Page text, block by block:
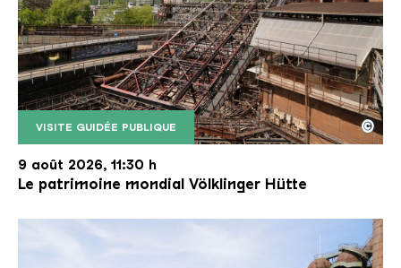
VISITE GUIDÉE PUBLIQUE
Le monte-charge incliné de la Völklinger Hütte
Copyright: Weltkulturerbe Völklinger Hütte | Karl
©
9 août 2026, 11:30 h
Le patrimoine mondial Völklinger Hütte